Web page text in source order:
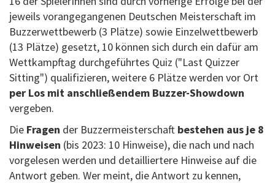
jeweils vorangegangenen Deutschen Meisterschaft im
Buzzerwettbewerb (3 Plätze) sowie Einzelwettbewerb
(13 Plätze) gesetzt, 10 können sich durch ein dafür am
Wettkampftag durchgeführtes Quiz ("Last Quizzer
Sitting") qualifizieren, weitere 6 Plätze werden vor Ort
per Los mit anschließendem Buzzer-Showdown
vergeben.
Die Fragen der Buzzermeisterschaft bestehen aus je 8
Hinweisen (bis 2023: 10 Hinweise), die nach und nach
vorgelesen werden und detailliertere Hinweise auf die
Antwort geben. Wer meint, die Antwort zu kennen,